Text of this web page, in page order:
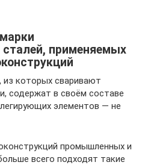
сталей, применяемых
из которых сваривают
содержат в своём составе
элементов — не
промышленных и
всего подходят такие